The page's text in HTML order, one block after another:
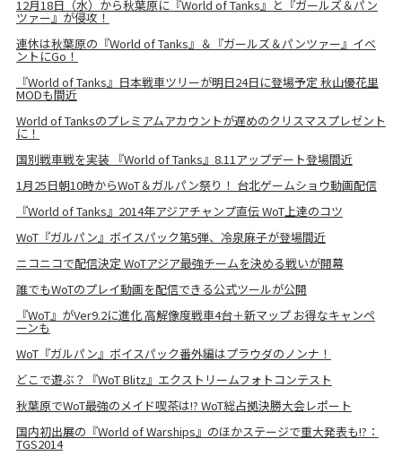
12月18日（水）から秋葉原に『World of Tanks』と『ガールズ＆パン
ツァー』が侵攻！
連休は秋葉原の『World of Tanks』＆『ガールズ＆パンツァー』イベ
ントにGo！
『World of Tanks』日本戦車ツリーが明日24日に登場予定 秋山優花里
MODも間近
World of Tanksのプレミアムアカウントが遅めのクリスマスプレゼント
に！
国別戦車戦を実装 『World of Tanks』8.11アップデート登場間近
1月25日朝10時からWoT＆ガルパン祭り！ 台北ゲームショウ動画配信
『World of Tanks』2014年アジアチャンプ直伝 WoT上達のコツ
WoT『ガルパン』ボイスパック第5弾、冷泉麻子が登場間近
ニコニコで配信決定 WoTアジア最強チームを決める戦いが開幕
誰でもWoTのプレイ動画を配信できる公式ツールが公開
『WoT』がVer9.2に進化 高解像度戦車4台＋新マップ お得なキャンペ
ーンも
WoT『ガルパン』ボイスパック番外編はプラウダのノンナ！
どこで遊ぶ？『WoT Blitz』エクストリームフォトコンテスト
秋葉原でWoT最強のメイド喫茶は!? WoT総占拠決勝大会レポート
国内初出展の『World of Warships』のほかステージで重大発表も!?：
TGS2014